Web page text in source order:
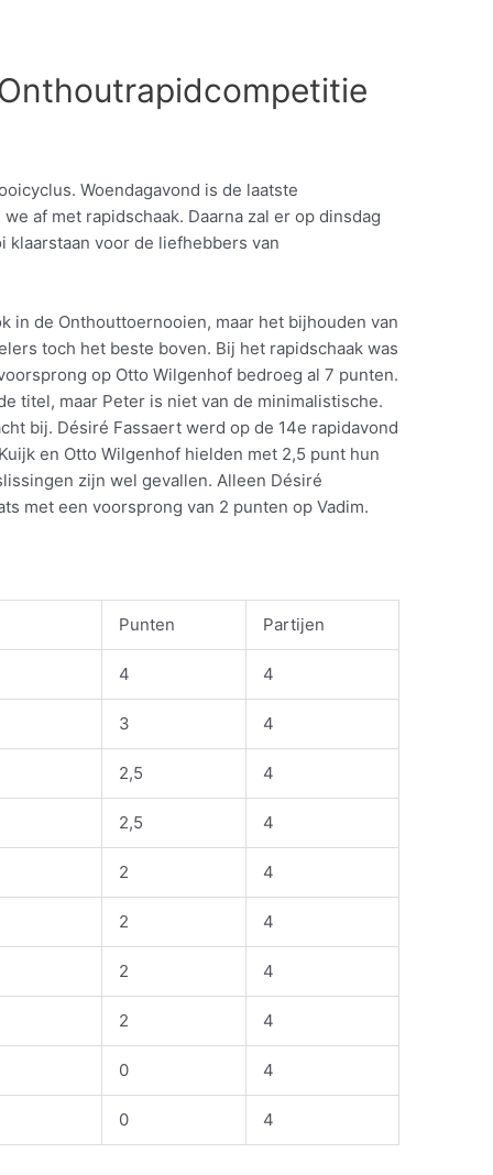
Woendagavond is de laatste
af met rapidschaak. Daarna zal er op dinsdag
voor de liefhebbers van
in de Onthouttoernooien, maar het bijhouden van
toch het beste boven. Bij het rapidschaak was
op Otto Wilgenhof bedroeg al 7 punten.
titel, maar Peter is niet van de minimalistische.
bij. Désiré Fassaert werd op de 14e rapidavond
en Otto Wilgenhof hielden met 2,5 punt hun
zijn wel gevallen. Alleen Désiré
met een voorsprong van 2 punten op Vadim.
Punten Partijen
4 4
3 4
2,5 4
2,5 4
2 4
2 4
2 4
2 4
0 4
0 4